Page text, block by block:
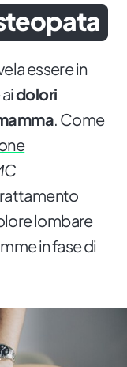
essere in
dolori
. Come
lombare
in fase di